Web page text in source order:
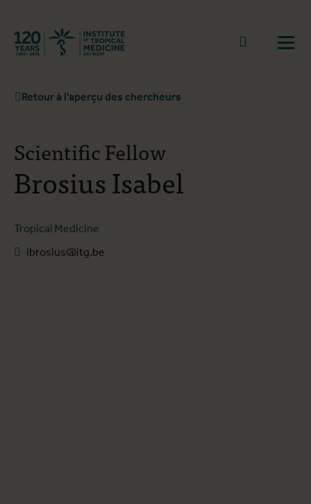
Retourner à la page d'accueil
go to
Retour à l'aperçu des chercheurs
Brosius Isabel
Scientific Fellow
Tropical Medicine
ibrosius@itg.be